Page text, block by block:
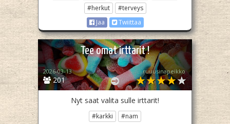
#herkut
#terveys
Jaa
Twiittaa
Tee omat irttarit !
201
2026-03-13 ruuusinapeikko
Nyt saat valita sulle irttarit!
#karkki
#nam